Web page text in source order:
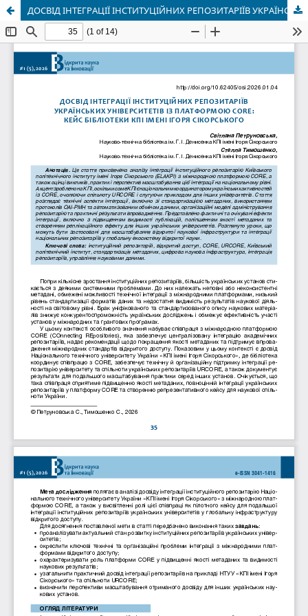
ДОСВІД ІНТЕГРАЦІЇ ІНСТИТУЦІЙНИХ РЕПОЗИТАРІЇВ УКРАЇНСЬКИХ УНІВЕРСИТЕТІВ ІЗ ПЛАТФОРМОЮ CORE: КЕЙС БІБЛІОТЕКИ КПІ ІМЕНІ ІГОРЯ СІКОРСЬКОГО